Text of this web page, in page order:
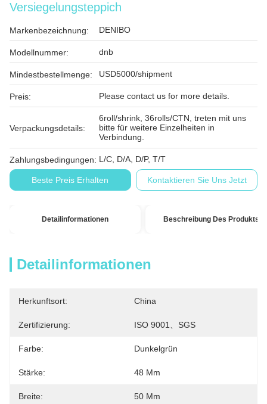
Versiegelungsteppich
Markenbezeichnung: DENIBO
Modellnummer: dnb
Mindestbestellmenge: USD5000/shipment
Preis: Please contact us for more details.
Verpackungsdetails:
6roll/shrink, 36rolls/CTN, treten mit uns
bitte für weitere Einzelheiten in
Verbindung.
Zahlungsbedingungen: L/C, D/A, D/P, T/T
Beste Preis Erhalten Kontaktieren Sie Uns Jetzt
Detailinformationen Beschreibung Des Produkts
Detailinformationen
Herkunftsort: China
Zertifizierung: ISO 9001、SGS
Farbe: Dunkelgrün
Stärke: 48 Μm
Breite: 50 Mm